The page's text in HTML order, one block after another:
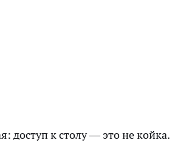
доступ к столу — это не койка.